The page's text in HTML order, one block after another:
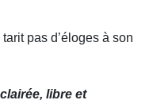
tarit pas d’éloges à son
libre et